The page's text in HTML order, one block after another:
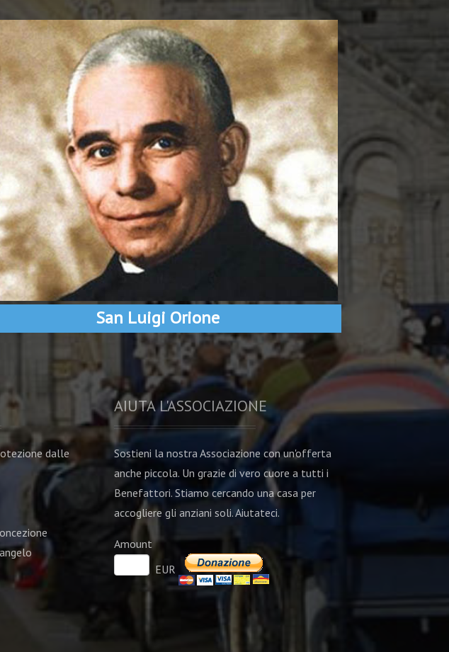
San Luigi Orione
dalle
AIUTA L'ASSOCIAZIONE
Sostieni la nostra Associazione con un'offerta
anche piccola. Un grazie di vero cuore a tutti i
Benefattori. Stiamo cercando una casa per
accogliere gli anziani soli. Aiutateci.
Amount
EUR